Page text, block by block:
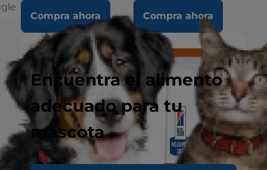
Encuentra el alimento
adecuado para tu
mascota
Compra ahora Compra ahora